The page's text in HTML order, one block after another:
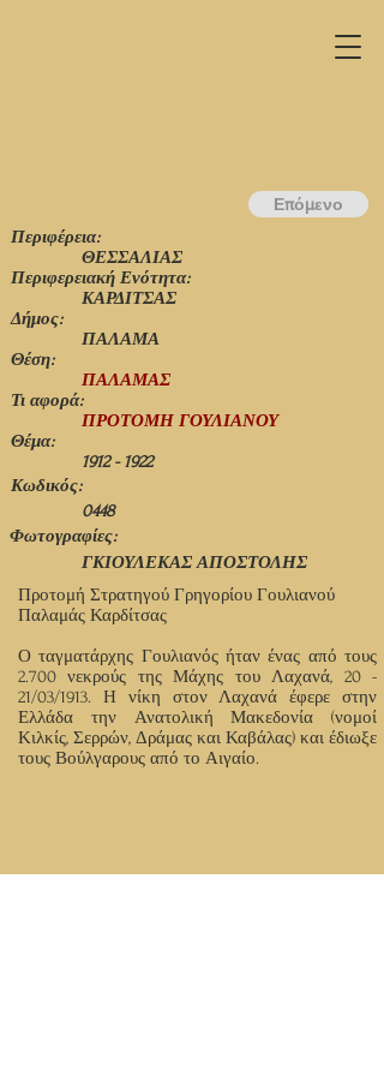
Περιφέρεια:
Προτομή Στρατηγού Γρηγορίου Γουλιανού
Παλαμάς Καρδίτσας
Ο ταγματάρχης Γουλιανός ήταν ένας από τους
2.700 νεκρούς της Μάχης του Λαχανά, 20 -
21/03/1913. Η νίκη στον Λαχανά έφερε στην
Ελλάδα την Ανατολική Μακεδονία (νομοί
Κιλκίς, Σερρών, Δράμας και Καβάλας) και έδιωξε
τους Βούλγαρους από το Αιγαίο.
ΚΑΡΔΙΤΣΑΣ
ΘΕΣΣΑΛΙΑΣ
Περιφερειακή Ενότητα:
ΠΑΛΑΜΑ
Δήμος:
Θέση:
ΠΑΛΑΜΑΣ
Τι αφορά:
ΠΡΟΤΟΜΗ ΓΟΥΛΙΑΝΟΥ
Θέμα:
1912 - 1922
Φωτογραφίες:
ΓΚΙΟΥΛΕΚΑΣ ΑΠΟΣΤΟΛΗΣ
Κωδικός:
0448
Επόμενο